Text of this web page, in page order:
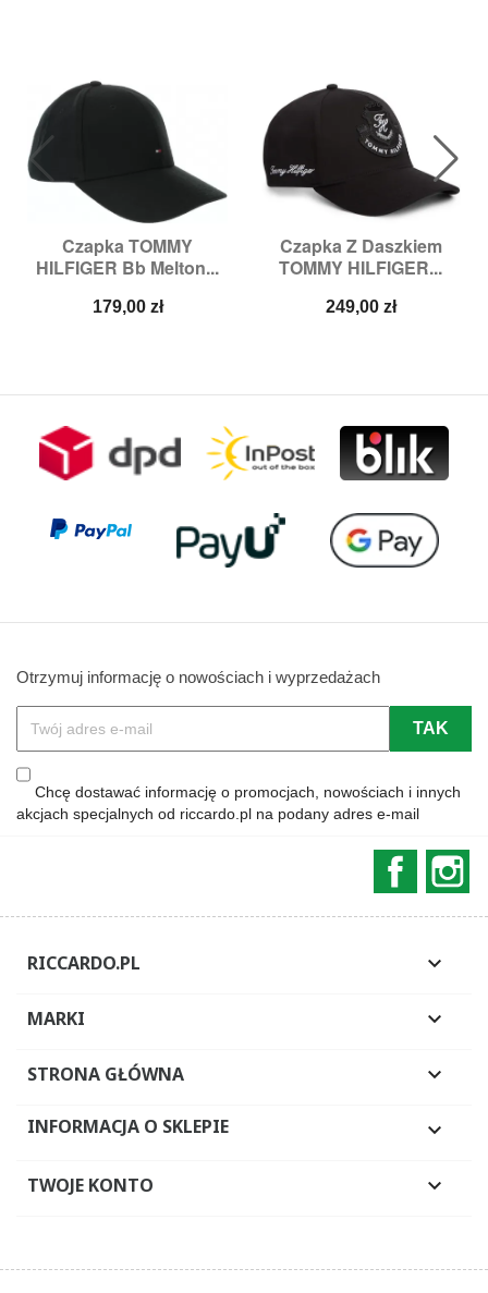
Czapka TOMMY
HILFIGER Bb Melton...
Cena
179,00 zł
Czapka Z Daszkiem
TOMMY HILFIGER...
Cena
249,00 zł
Otrzymuj informację o nowościach i wyprzedażach
Chcę dostawać informację o promocjach, nowościach i innych
akcjach specjalnych od riccardo.pl na podany adres e-mail
RICCARDO.PL 
MARKI 
STRONA GŁÓWNA 
INFORMACJA O SKLEPIE 
TWOJE KONTO 